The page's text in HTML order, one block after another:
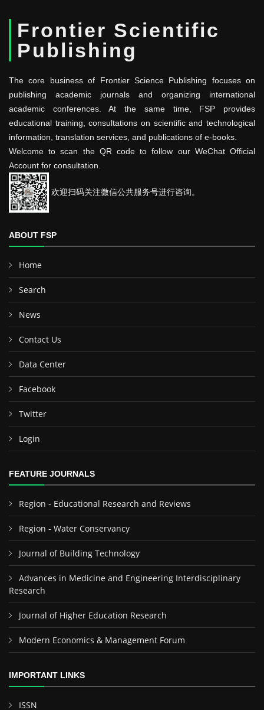
Frontier Scientific
Publishing
The core business of Frontier Science Publishing focuses on
publishing academic journals and organizing international
academic conferences. At the same time, FSP provides
educational training, consultations on scientific and technological
information, translation services, and publications of e-books.
Welcome to scan the QR code to follow our WeChat Official
Account for consultation.
欢迎扫码关注微信公共服务号进行咨询。
ABOUT FSP
Home
Search
News
Contact Us
Data Center
Facebook
Twitter
Login
FEATURE JOURNALS
Region - Educational Research and Reviews
Region - Water Conservancy
Journal of Building Technology
Advances in Medicine and Engineering Interdisciplinary
Research
Journal of Higher Education Research
Modern Economics & Management Forum
IMPORTANT LINKS
ISSN